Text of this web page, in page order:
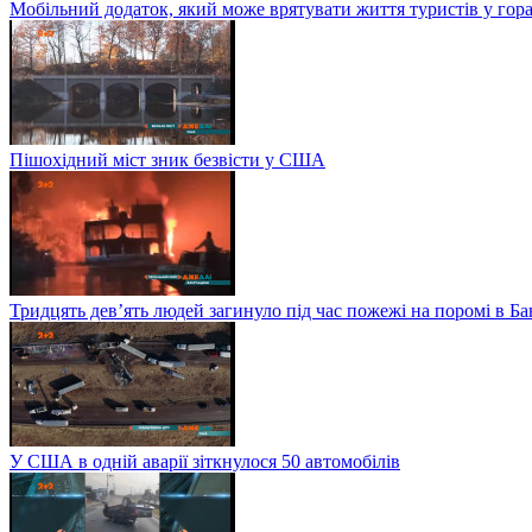
Мобільний додаток, який може врятувати життя туристів у
Пішохідний міст зник безвісти у США
Тридцять дев’ять людей загинуло під час пожежі на поромі в
У США в одній аварії зіткнулося 50 автомобілів